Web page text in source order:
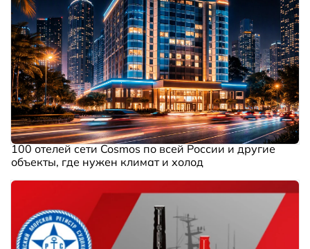
100 отелей сети Cosmos по всей России и другие
объекты, где нужен климат и холод